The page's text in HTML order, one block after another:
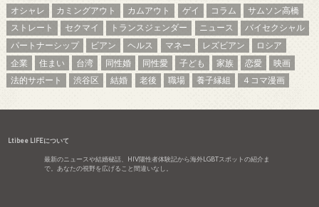
オシャレ
カミングアウト カムアウト ゲイ コラム
サムソン高橋
ストレート
セクマイ トランスジェンダー ニュース
バイセクシャル
パートナーシップ
ビアン ヘルス マネー レズビアン
ロシア
企業
住まい 台湾 同性婚 同性愛 子ども 家族 恋愛
映画
法的サポート
渋谷区 結婚 老後 職場 養子縁組 ４コマ漫画
Ltibee LIFEについて
最新のニュースや結婚秘話、HIV陽性者体験記から海外LGBTスポットの紹介ま
で。あなたの視野を広げること間違いなし。